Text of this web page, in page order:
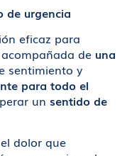
de urgencia
eficaz para
de una
sentimiento y
para todo el
un sentido de
dolor que